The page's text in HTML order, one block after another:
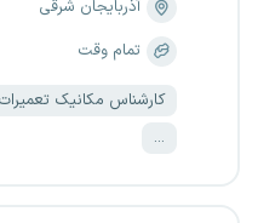
آذربایجان شرقی
تمام وقت
کارشناس مکانیک تعمیرات
...